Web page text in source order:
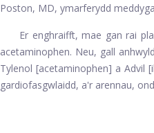
Poston, MD, ymarferydd
Er enghraifft, mae gan rai
acetaminophen. Neu, gall
Tylenol [acetaminophen] a Advil
gardiofasgwlaidd, a'r arennau,